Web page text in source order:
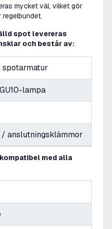
mycket väl, vilket gör
spot levereras
och består av:
lampa
anslutningsklämmor
med alla